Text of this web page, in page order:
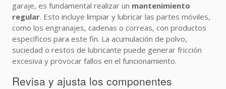
garaje, es fundamental realizar un mantenimiento
regular. Esto incluye limpiar y lubricar las partes móviles,
como los engranajes, cadenas o correas, con productos
específicos para este fin. La acumulación de polvo,
suciedad o restos de lubricante puede generar fricción
excesiva y provocar fallos en el funcionamiento.
Revisa y ajusta los componentes